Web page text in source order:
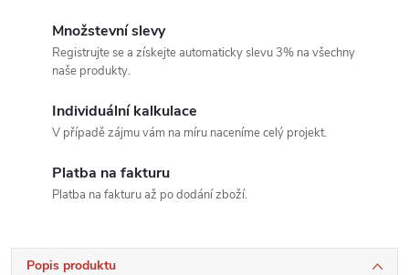
Množstevní slevy
Registrujte se a získejte automaticky slevu 3% na všechny
naše produkty.
Individuální kalkulace
V případě zájmu vám na míru naceníme celý projekt.
Platba na fakturu
Platba na fakturu až po dodání zboží.
Popis produktu